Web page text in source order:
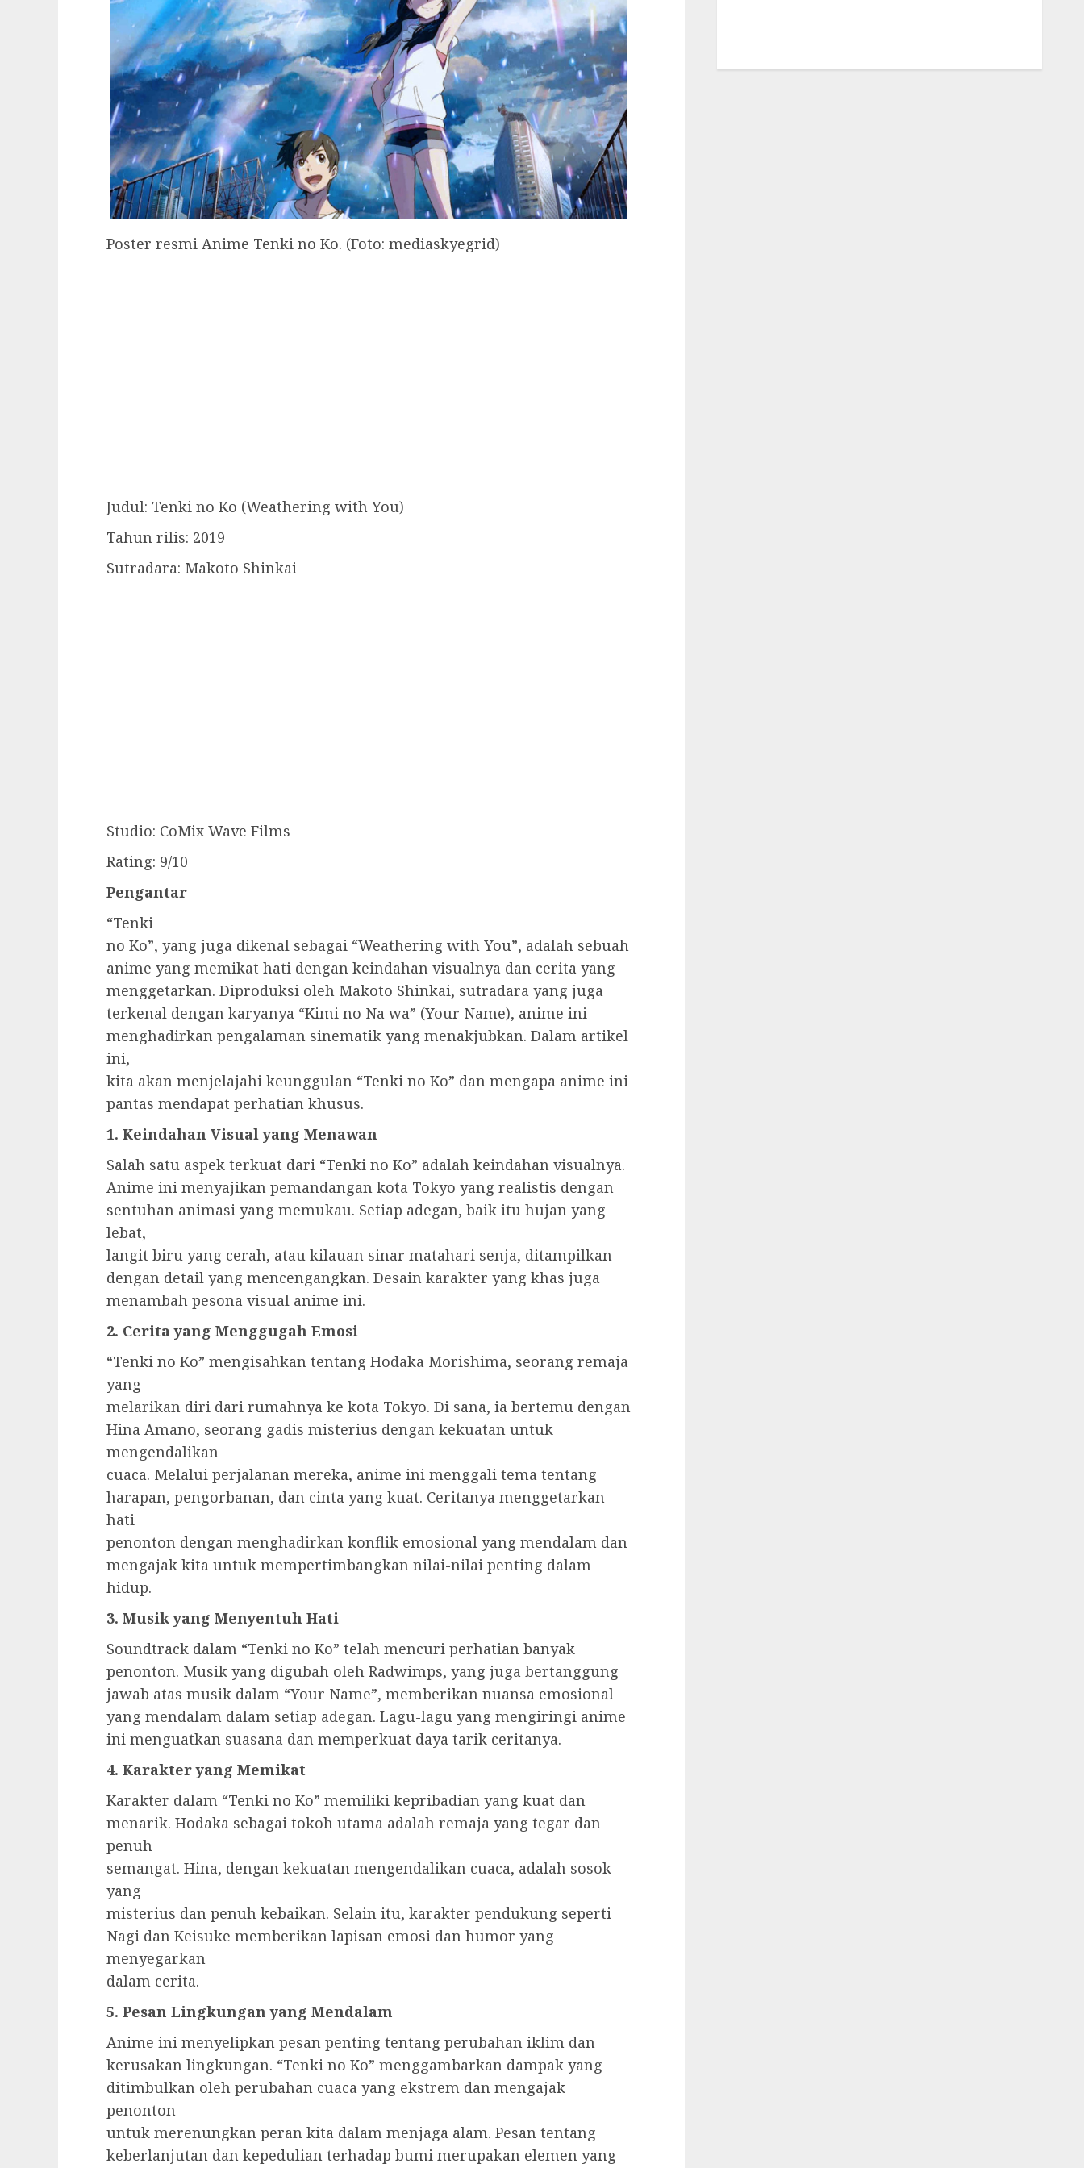
Poster resmi Anime Tenki no Ko. (Foto: mediaskyegrid)
Judul: Tenki no Ko (Weathering with You)
Tahun rilis: 2019
Sutradara: Makoto Shinkai
Studio: CoMix Wave Films
Rating: 9/10
Pengantar
“Tenki
no Ko”, yang juga dikenal sebagai “Weathering with You”, adalah sebuah
anime yang memikat hati dengan keindahan visualnya dan cerita yang
menggetarkan. Diproduksi oleh Makoto Shinkai, sutradara yang juga
terkenal dengan karyanya “Kimi no Na wa” (Your Name), anime ini
menghadirkan pengalaman sinematik yang menakjubkan. Dalam artikel
ini,
kita akan menjelajahi keunggulan “Tenki no Ko” dan mengapa anime ini
pantas mendapat perhatian khusus.
1. Keindahan Visual yang Menawan
Salah satu aspek terkuat dari “Tenki no Ko” adalah keindahan visualnya.
Anime ini menyajikan pemandangan kota Tokyo yang realistis dengan
sentuhan animasi yang memukau. Setiap adegan, baik itu hujan yang
lebat,
langit biru yang cerah, atau kilauan sinar matahari senja, ditampilkan
dengan detail yang mencengangkan. Desain karakter yang khas juga
menambah pesona visual anime ini.
2. Cerita yang Menggugah Emosi
“Tenki no Ko” mengisahkan tentang Hodaka Morishima, seorang remaja
yang
melarikan diri dari rumahnya ke kota Tokyo. Di sana, ia bertemu dengan
Hina Amano, seorang gadis misterius dengan kekuatan untuk
mengendalikan
cuaca. Melalui perjalanan mereka, anime ini menggali tema tentang
harapan, pengorbanan, dan cinta yang kuat. Ceritanya menggetarkan
hati
penonton dengan menghadirkan konflik emosional yang mendalam dan
mengajak kita untuk mempertimbangkan nilai-nilai penting dalam
hidup.
3. Musik yang Menyentuh Hati
Soundtrack dalam “Tenki no Ko” telah mencuri perhatian banyak
penonton. Musik yang digubah oleh Radwimps, yang juga bertanggung
jawab atas musik dalam “Your Name”, memberikan nuansa emosional
yang mendalam dalam setiap adegan. Lagu-lagu yang mengiringi anime
ini menguatkan suasana dan memperkuat daya tarik ceritanya.
4. Karakter yang Memikat
Karakter dalam “Tenki no Ko” memiliki kepribadian yang kuat dan
menarik. Hodaka sebagai tokoh utama adalah remaja yang tegar dan
penuh
semangat. Hina, dengan kekuatan mengendalikan cuaca, adalah sosok
yang
misterius dan penuh kebaikan. Selain itu, karakter pendukung seperti
Nagi dan Keisuke memberikan lapisan emosi dan humor yang
menyegarkan
dalam cerita.
5. Pesan Lingkungan yang Mendalam
Anime ini menyelipkan pesan penting tentang perubahan iklim dan
kerusakan lingkungan. “Tenki no Ko” menggambarkan dampak yang
ditimbulkan oleh perubahan cuaca yang ekstrem dan mengajak
penonton
untuk merenungkan peran kita dalam menjaga alam. Pesan tentang
keberlanjutan dan kepedulian terhadap bumi merupakan elemen yang